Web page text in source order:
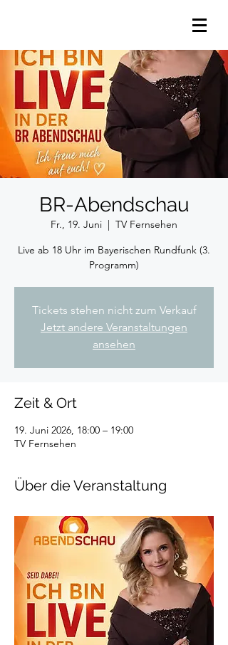
BR-Abendschau
Fr., 19. Juni
  |
TV Fernsehen
Live ab 18 Uhr im Bayerischen Rundfunk (3.
Programm)
Tickets stehen nicht zum Verkauf
Jetzt andere Veranstaltungen
ansehen
Zeit & Ort
19. Juni 2026, 18:00 – 19:00
TV Fernsehen
Über die Veranstaltung